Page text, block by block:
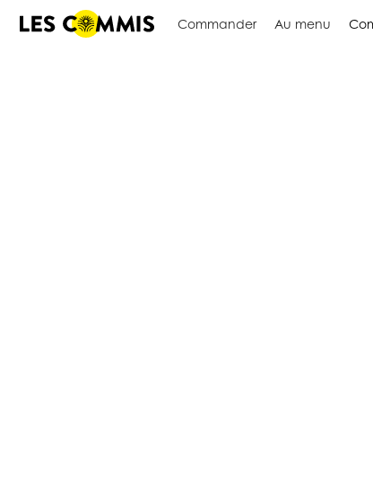
Commander Au menu